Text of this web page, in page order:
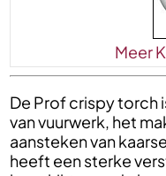
Meer
De Prof crispy torch
van vuurwerk, het
aansteken van
heeft een sterke